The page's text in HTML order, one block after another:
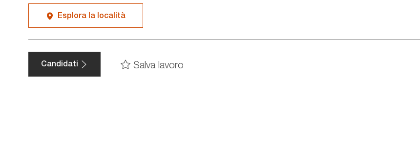
Esplora la località
Candidati Salva lavoro